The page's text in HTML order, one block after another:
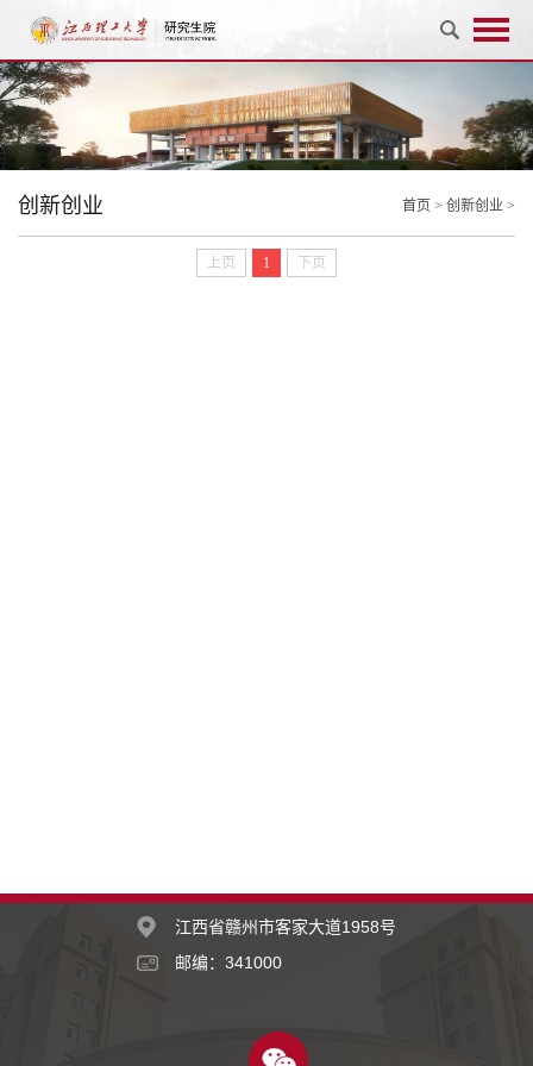
首页 > 创新创业 >
创新创业
上页 1 下页
江西省赣州市客家大道1958号
邮编：341000